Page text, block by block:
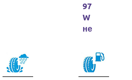
97
W
не